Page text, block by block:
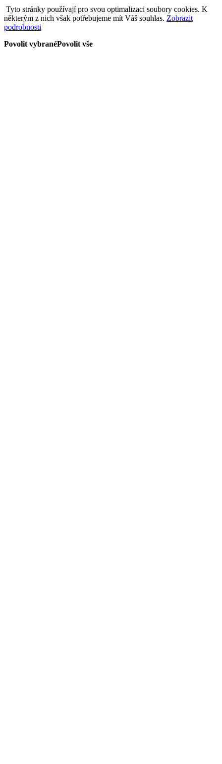
Tyto stránky používají pro svou optimalizaci soubory cookies. K
některým z nich však potřebujeme mít Váš souhlas. Zobrazit
podrobnosti
Povolit vybranéPovolit vše